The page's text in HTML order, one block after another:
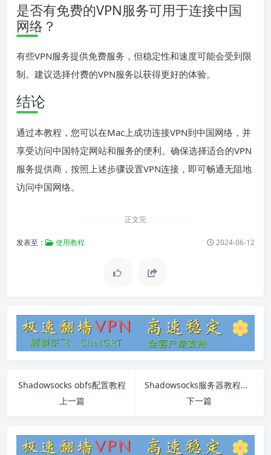
是否有免费的VPN服务可用于连接中国
网络？
有些VPN服务提供免费服务，但稳定性和速度可能会受到限
制。建议选择付费的VPN服务以获得更好的体验。
结论
通过本教程，您可以在Mac上成功连接VPN到中国网络，并
享受访问中国特定网站和服务的便利。确保选择适合的VPN
服务提供商，按照上述步骤设置VPN连接，即可畅通无阻地
访问中国网络。
正文完
发表至： 使用教程 2024-06-12
Shadowsocks obfs配置教程
上一篇
Shadowsocks服务器教程（2017年7月）
下一篇